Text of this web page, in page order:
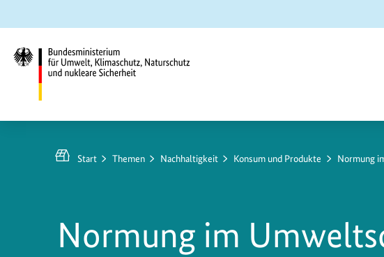
Hauptinhalt
springen
Suche
springen
Hauptnavigation
springen
Umwelt,
Klimaschutz,
Sicherheit
Start Themen Nachhaltigkeit Konsum und Produkte Normung
Normung im